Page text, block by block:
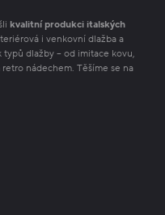
kvalitní produkci italských
i venkovní dlažba a
dlažby – od imitace kovu,
nádechem. Těšíme se na